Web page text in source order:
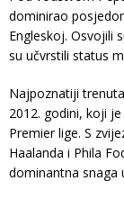
dominirao
Engleskoj. Osvojili
su učvrstili status
Najpoznatiji
2012. godini, koji
Premier lige. S
Haalanda i Phila
dominantna snaga